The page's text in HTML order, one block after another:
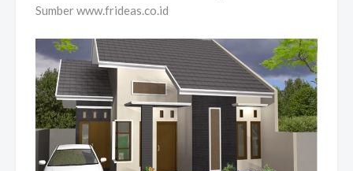
Sumber www.frideas.co.id